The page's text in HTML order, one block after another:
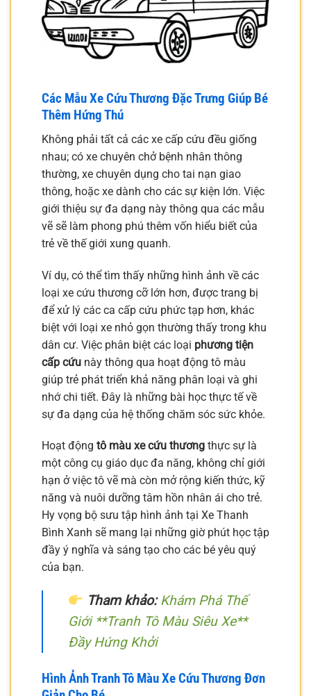
Các Mẫu Xe Cứu Thương Đặc Trưng Giúp Bé
Thêm Hứng Thú
Không phải tất cả các xe cấp cứu đều giống
nhau; có xe chuyên chở bệnh nhân thông
thường, xe chuyên dụng cho tai nạn giao
thông, hoặc xe dành cho các sự kiện lớn. Việc
giới thiệu sự đa dạng này thông qua các mẫu
vẽ sẽ làm phong phú thêm vốn hiểu biết của
trẻ về thế giới xung quanh.
Ví dụ, có thể tìm thấy những hình ảnh về các
loại xe cứu thương cỡ lớn hơn, được trang bị
để xử lý các ca cấp cứu phức tạp hơn, khác
biệt với loại xe nhỏ gọn thường thấy trong khu
dân cư. Việc phân biệt các loại phương tiện
cấp cứu này thông qua hoạt động tô màu
giúp trẻ phát triển khả năng phân loại và ghi
nhớ chi tiết. Đây là những bài học thực tế về
sự đa dạng của hệ thống chăm sóc sức khỏe.
Hoạt động tô màu xe cứu thương thực sự là
một công cụ giáo dục đa năng, không chỉ giới
hạn ở việc tô vẽ mà còn mở rộng kiến thức, kỹ
năng và nuôi dưỡng tâm hồn nhân ái cho trẻ.
Hy vọng bộ sưu tập hình ảnh tại Xe Thanh
Bình Xanh sẽ mang lại những giờ phút học tập
đầy ý nghĩa và sáng tạo cho các bé yêu quý
của bạn.
Tham khảo:Khám Phá Thế
Giới **Tranh Tô Màu Siêu Xe**
Đầy Hứng Khởi
Hình Ảnh Tranh Tô Màu Xe Cứu Thương Đơn